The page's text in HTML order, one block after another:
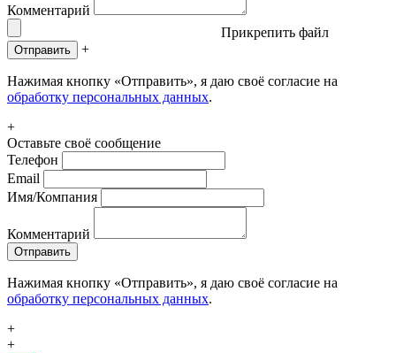
Комментарий
Прикрепить файл
Отправить +
Нажимая кнопку «Отправить», я даю своё согласие на
обработку персональных данных.
+
Оставьте своё сообщение
Телефон
Email
Имя/Компания
Комментарий
Отправить
Нажимая кнопку «Отправить», я даю своё согласие на
обработку персональных данных.
+
+